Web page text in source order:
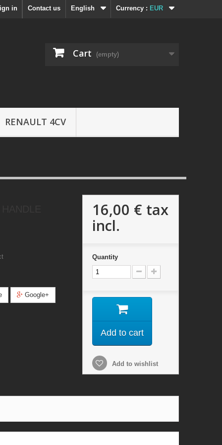
Currency : EUR
English
Contact us
in
Cart (empty)
RENAULT 4CV
Google+
16,00 € tax
incl.
Quantity
Add to cart
Add to wishlist